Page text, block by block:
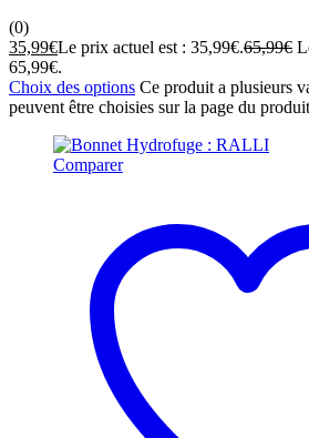
(0)
35,99€Le prix actuel est : 35,99€.65,99€
65,99€.
Choix des options Ce produit a plusieurs
peuvent être choisies sur la page du produit
Comparer